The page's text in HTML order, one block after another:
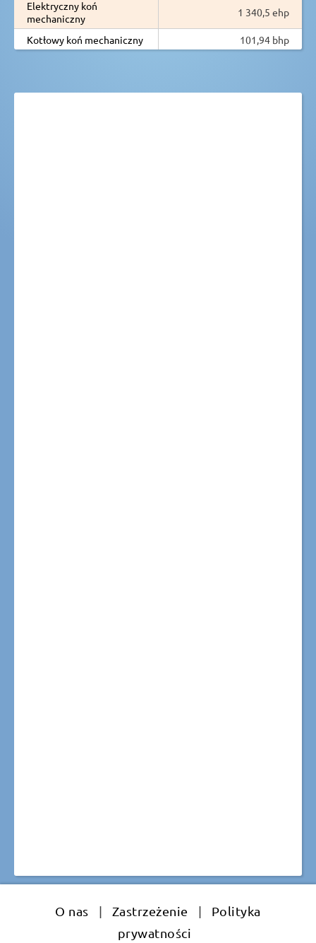
Elektryczny koń
mechaniczny
1 340,5 ehp
Kotłowy koń mechaniczny 101,94 bhp
O nas | Zastrzeżenie |
Polityka
prywatności